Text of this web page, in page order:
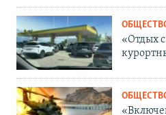
«Отдых